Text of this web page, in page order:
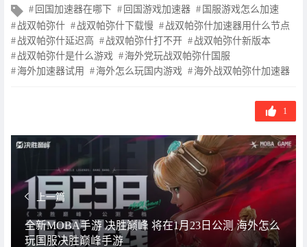
文
章
标
签
回国加速器在哪下 回国游戏加速器
国服游戏怎么加速
战双帕弥什
战双帕弥什下载慢
战双帕弥什加速器用什么节点
战双帕弥什延迟高
战双帕弥什打不开
战双帕弥什新版本
战双帕弥什是什么游戏
海外党玩战双帕弥什国服
海外加速器试用
海外怎么玩国内游戏 海外战双帕弥什加速器
1
上一篇
全新MOBA手游 决胜巅峰 将在1月23日公测 海外怎么
玩国服决胜巅峰手游